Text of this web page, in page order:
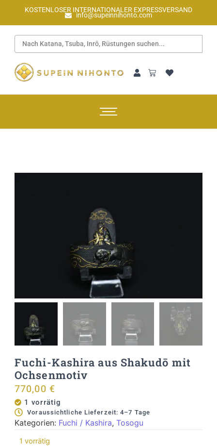
KOSTENLOSER INTERNATIONALER EXPRESSVERSAND
info@supeinnihonto.com
Fuchi-Kashira aus Shakudō mit
Ochsenmotiv
770,00 €
1 vorrätig
Voraussichtliche Lieferzeit: 4–7 Tage
Kategorien: Fuchi / Kashira, Tosogu
1 vorrätig